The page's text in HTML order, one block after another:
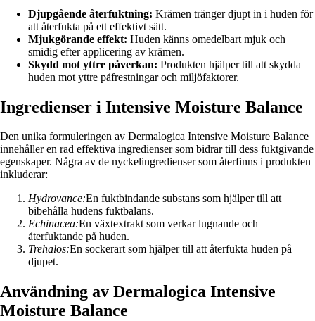
Djupgående återfuktning: Krämen tränger djupt in i huden för
att återfukta på ett effektivt sätt.
Mjukgörande effekt: Huden känns omedelbart mjuk och
smidig efter applicering av krämen.
Skydd mot yttre påverkan: Produkten hjälper till att skydda
huden mot yttre påfrestningar och miljöfaktorer.
Ingredienser i Intensive Moisture Balance
Den unika formuleringen av Dermalogica Intensive Moisture Balance
innehåller en rad effektiva ingredienser som bidrar till dess fuktgivande
egenskaper. Några av de nyckelingredienser som återfinns i produkten
inkluderar:
Hydrovance:En fuktbindande substans som hjälper till att
bibehålla hudens fuktbalans.
Echinacea:En växtextrakt som verkar lugnande och
återfuktande på huden.
Trehalos:En sockerart som hjälper till att återfukta huden på
djupet.
Användning av Dermalogica Intensive
Moisture Balance